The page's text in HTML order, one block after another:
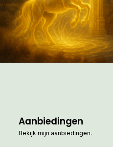
Aanbiedingen
Bekijk mijn aanbiedingen.